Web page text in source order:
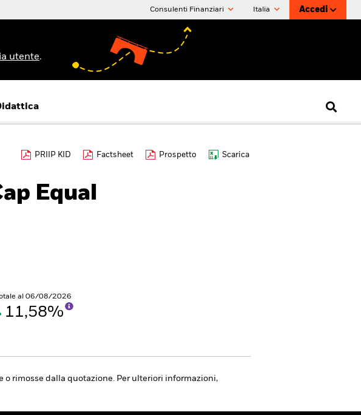
Consulenti Finanziari Italia Accedi
utente.
PRIIP KID Factsheet Prospetto Scarica
Equal
al 06/08/2026
11,58%
rimosse dalla quotazione. Per ulteriori informazioni,